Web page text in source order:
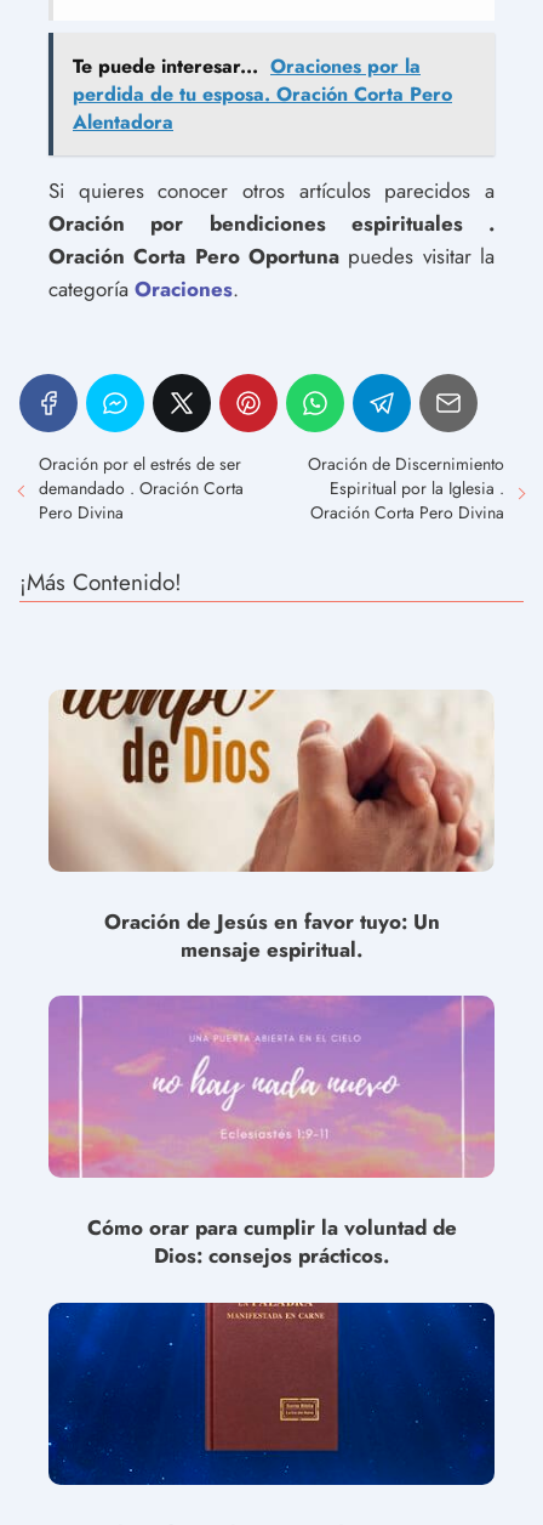
Te puede interesar... Oraciones por la
perdida de tu esposa. Oración Corta Pero
Alentadora
Si quieres conocer otros artículos parecidos a
Oración por bendiciones espirituales .
Oración Corta Pero Oportuna puedes visitar la
categoría Oraciones.
Oración por el estrés de ser
demandado . Oración Corta
Pero Divina
Oración de Discernimiento
Espiritual por la Iglesia .
Oración Corta Pero Divina
¡Más Contenido!
Oración de Jesús en favor tuyo: Un
mensaje espiritual.
Cómo orar para cumplir la voluntad de
Dios: consejos prácticos.